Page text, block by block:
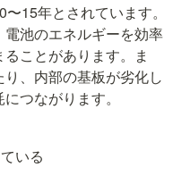
15年とされています。
池のエネルギーを効率
ことがあります。ま
、内部の基板が劣化し
つながります。
いる